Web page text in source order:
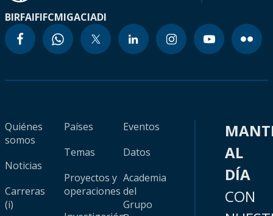
BIRFAIFIFCMIGACIADI
Quiénes
somos
Noticias
Carreras
(i)
Países
Temas
Proyectos y
operaciones
Eventos
Datos
Academia
del
Grupo
AL
DÍA
CON